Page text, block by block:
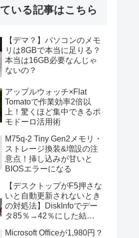
いる記事はこちら
【デマ？】パソコンのメモ
リは8GBで本当に足りる？
本当は16GB必要なんじゃ
ないの？
アップルウォッチ×Flat
Tomatoで作業効率2倍以
上！驚くほど集中できるポ
モドーロ活用術
M75q-2 Tiny Gen2メモリ・
ストレージ換装&増設の注
意点！挿し込みが甘いと
BIOSエラーになる
【デスクトップがF5押さな
いと自動更新されないとき
の対処法】DiskInfoでデー
タ85％→42％にした結
Microsoft Officeが1,980円？